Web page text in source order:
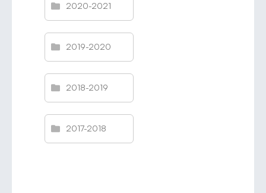
2020-2021
2019-2020
2018-2019
2017-2018